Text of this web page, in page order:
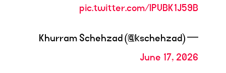
pic.twitter.com/lPVBK1J59B
— Khurram Schehzad (@kschehzad)
June 17, 2026